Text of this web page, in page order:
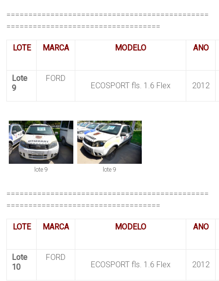
==============================================
===================================
LOTE MARCA MODELO ANO
Lote
9
FORD
ECOSPORT fls. 1.6 Flex 2012
lote 9 lote 9
==============================================
===================================
LOTE MARCA MODELO ANO
Lote
10
FORD
ECOSPORT fls. 1.6 Flex 2012